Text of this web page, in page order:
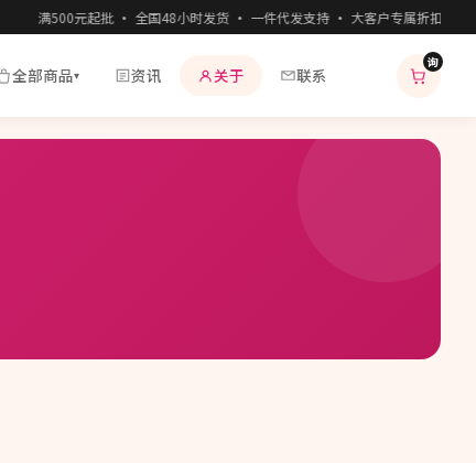
满500元起批 · 全国48小时发货 · 一件代发支持 · 大客户专属折扣 · 7天
全部商品▾ 资讯 关于 联系
询